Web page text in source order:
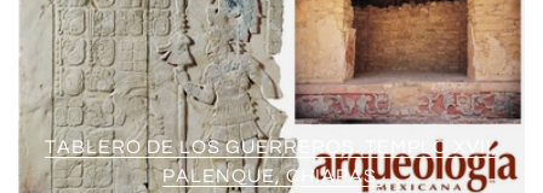
TABLERO DE LOS GUERREROS. TEMPLO XVII,
PALENQUE, CHIAPAS.